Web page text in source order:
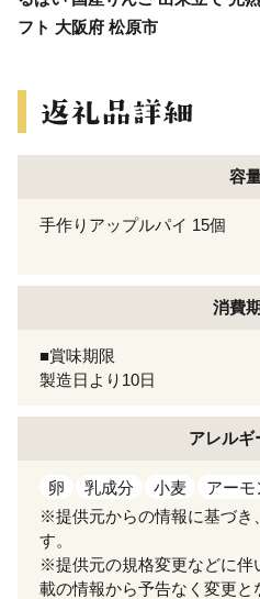
フト 大阪府 松原市
容
手作りアップルパイ 15個
消費
■賞味期限
製造日より10日
アレルギ
卵 乳成分 小麦
アーモ
※提供元からの情報に基づき
す。
※提供元の規格変更などに伴
載の情報から予告なく変更と